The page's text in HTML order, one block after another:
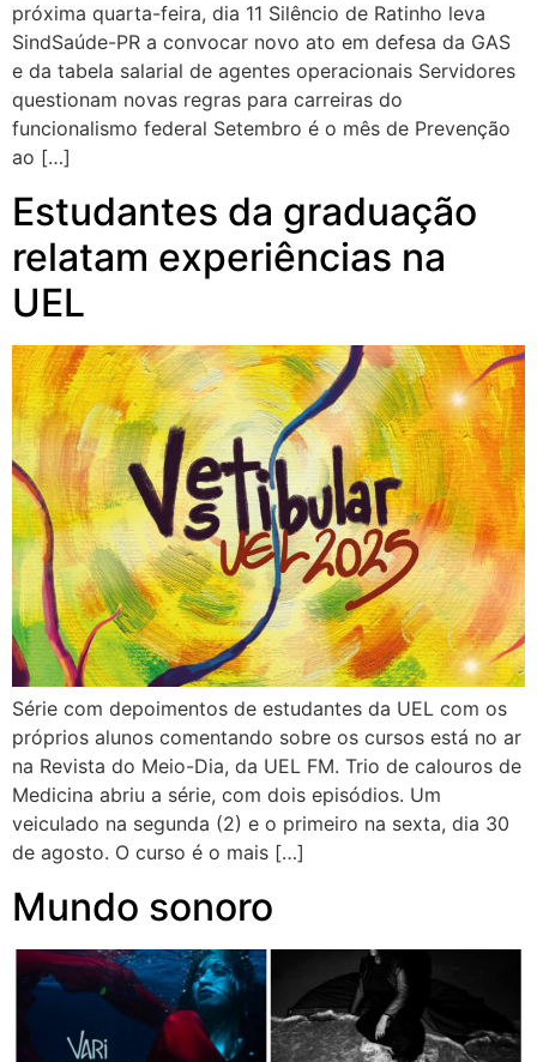
próxima quarta-feira, dia 11 Silêncio de Ratinho leva
SindSaúde-PR a convocar novo ato em defesa da GAS
e da tabela salarial de agentes operacionais Servidores
questionam novas regras para carreiras do
funcionalismo federal Setembro é o mês de Prevenção
ao […]
Estudantes da graduação
relatam experiências na
UEL
Série com depoimentos de estudantes da UEL com os
próprios alunos comentando sobre os cursos está no ar
na Revista do Meio-Dia, da UEL FM. Trio de calouros de
Medicina abriu a série, com dois episódios. Um
veiculado na segunda (2) e o primeiro na sexta, dia 30
de agosto. O curso é o mais […]
Mundo sonoro